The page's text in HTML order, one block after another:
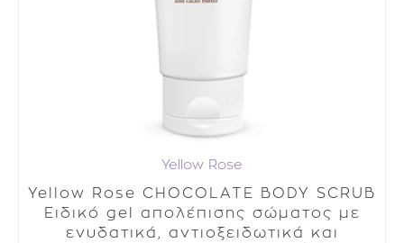
Yellow Rose
Yellow Rose CHOCOLATE BODY SCRUB
Ειδικό gel απολέπισης σώματος με
ενυδατικά, αντιοξειδωτικά και